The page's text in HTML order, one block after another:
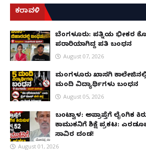
ಕರಾವಳಿ
ಬೆಂಗಳೂರು: ಪತ್ನಿಯ ಭೀಕರ
ಪರಾರಿಯಾಗಿದ್ದ ಪತಿ ಬಂಧನ
August 07, 2026
ಮಂಗಳೂರು ಖಾಸಗಿ
ಮಂದಿ ವಿದ್ಯಾರ್ಥಿಗಳು ಬಂಧನ
August 05, 2026
ಬಂಟ್ವಾಳ: ಅಪ್ರಾಪ್ತೆಗೆ ಲೈಂಗಿಕ
ಕಾಮುಕನಿಗೆ ಶಿಕ್ಷೆ ಪ್ರಕಟ:
ಸಾವಿರ ದಂಡ!
August 01, 2026